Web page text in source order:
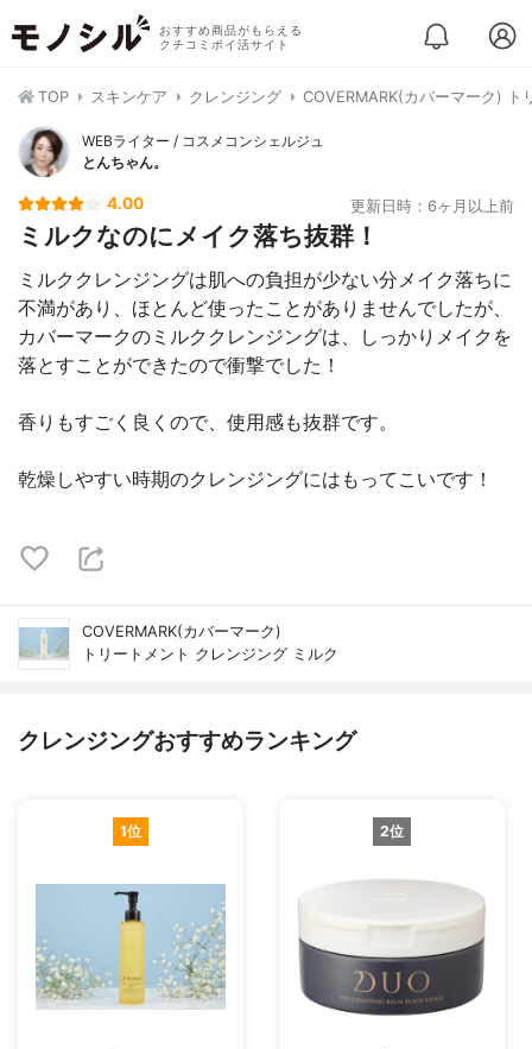
おすすめ商品がもらえる
クチコミポイ活サイト
TOP スキンケア クレンジング COVERMARK(カバーマーク)
WEBライター / コスメコンシェルジュ
とんちゃん。
4.00 更新日時：6ヶ月以上前
ミルクなのにメイク落ち抜群！
ミルククレンジングは肌への負担が少ない分メイク落ちに
不満があり、ほとんど使ったことがありませんでしたが、
カバーマークのミルククレンジングは、しっかりメイクを
落とすことができたので衝撃でした！
香りもすごく良くので、使用感も抜群です。
乾燥しやすい時期のクレンジングにはもってこいです！
COVERMARK(カバーマーク)
トリートメント クレンジング ミルク
クレンジングおすすめランキング
1位 2位